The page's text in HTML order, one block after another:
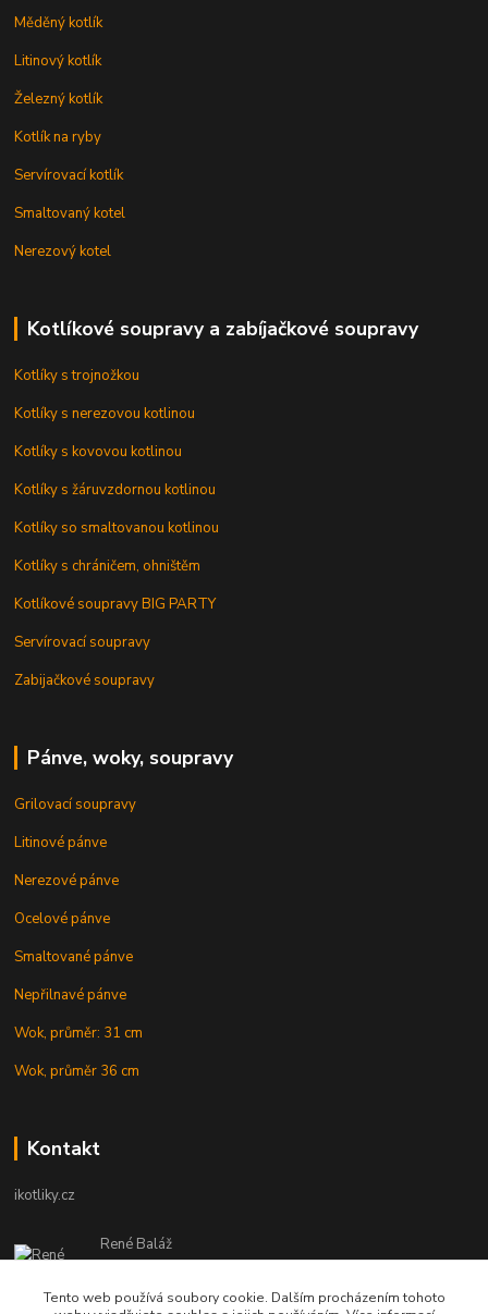
Měděný kotlík
Litinový kotlík
Železný kotlík
Kotlík na ryby
Servírovací kotlík
Smaltovaný kotel
Nerezový kotel
Kotlíkové soupravy a zabíjačkové soupravy
Kotlíky s trojnožkou
Kotlíky s nerezovou kotlinou
Kotlíky s kovovou kotlinou
Kotlíky s žáruvzdornou kotlinou
Kotlíky so smaltovanou kotlinou
Kotlíky s chráničem, ohništěm
Kotlíkové soupravy BIG PARTY
Servírovací soupravy
Zabijačkové soupravy
Pánve, woky, soupravy
Grilovací soupravy
Litinové pánve
Nerezové pánve
Ocelové pánve
Smaltované pánve
Nepřilnavé pánve
Wok, průměr: 31 cm
Wok, průměr 36 cm
Kontakt
ikotliky.cz
René Baláž
Eshop: +421 902 212 007
od 8:00 - do 16:00 hod
Tento web používá soubory cookie. Dalším procházením tohoto